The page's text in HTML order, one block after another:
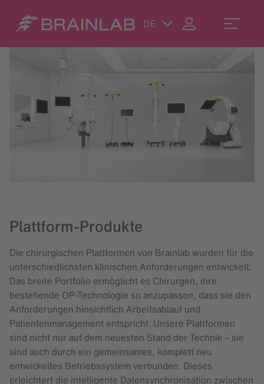
DE
Plattform-Produkte
Die chirurgischen Plattformen von Brainlab wurden für die
unterschiedlichsten klinischen Anforderungen entwickelt.
Das breite Portfolio ermöglicht es Chirurgen, ihre
bestehende OP-Technologie so anzupassen, dass sie den
Anforderungen hinsichtlich Arbeitsablauf und
Patientenmanagement entspricht. Unsere Plattformen
sind nicht nur auf dem neuesten Stand der Technik – sie
sind auch durch ein gemeinsames, komplett neu
entwickeltes Betriebssystem verbunden. Dieses
erleichtert die intelligente Datensynchronisation zwischen